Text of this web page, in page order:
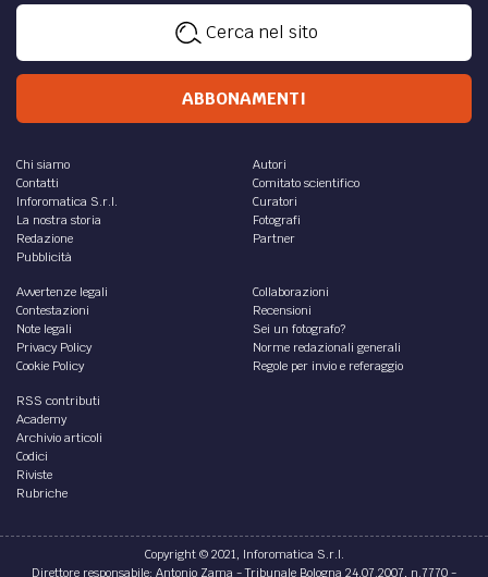
Cerca nel sito
ABBONAMENTI
Chi siamo
Contatti
Inforomatica S.r.l.
La nostra storia
Redazione
Pubblicità
Autori
Comitato scientifico
Curatori
Fotografi
Partner
Avvertenze legali
Contestazioni
Note legali
Privacy Policy
Cookie Policy
Collaborazioni
Recensioni
Sei un fotografo?
Norme redazionali generali
Regole per invio e referaggio
RSS contributi
Academy
Archivio articoli
Codici
Riviste
Rubriche
Copyright © 2021, Inforomatica S.r.l.
Direttore responsabile: Antonio Zama - Tribunale Bologna 24.07.2007, n.7770 -